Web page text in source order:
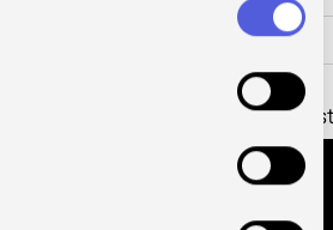
Pohjois-Savon